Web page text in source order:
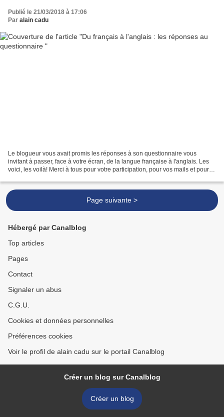
Publié le 21/03/2018 à 17:06
Par alain cadu
Le blogueur vous avait promis les réponses à son questionnaire vous
invitant à passer, face à votre écran, de la langue française à l'anglais. Les
voici, les voilà! Merci à tous pour votre participation, pour vos mails et pour
Page suivante >
Hébergé par Canalblog
Top articles
Pages
Contact
Signaler un abus
C.G.U.
Cookies et données personnelles
Préférences cookies
Voir le profil de alain cadu sur le portail Canalblog
Créer un blog sur Canalblog
Créer un blog